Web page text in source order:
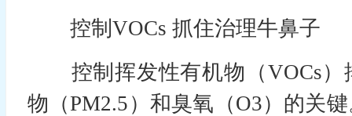
控制VOCs 抓住治理牛鼻子
控制挥发性有机物（VOCs）
物（PM2.5）和臭氧（O3）的关